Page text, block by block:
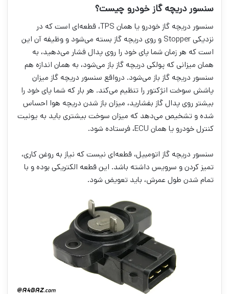
سنسور دریچه گاز خودرو چیست؟
سنسور دریچه گاز خودرو یا همان TPS، قطعه‌ای است که در
نزدیکی Stopper و روی دریچه گاز بسته می‌شود و وظیفه آن این
است که هر زمان شما پای خود را روی پدال فشار می‌دهید، به
همان میزانی که پولکی دریچه گاز باز می‌شود، به همان اندازه هم
سنسور دریچه گاز باز می‌شود. درواقع سنسور دریچه گاز میزان
پاشش سوخت انژکتور را تنظیم می‌کند. هر بار که شما پای خود را
بیشتر روی پدال گاز بفشارید، میزان باز شدن دریچه هوا احساس
شده و تشخیص می‌دهد که میزان سوخت بیشتری باید به یونیت
کنترل خودرو یا همان ECU، فرستاده شود.
سنسور دریچه گاز اتومبیل، قطعه‌ای نیست که نیاز به روغن کاری،
تمیز کردن و سرویس داشته باشد. این قطعه الکتریکی بوده و با
تمام شدن طول عمرش، باید تعویض شود.